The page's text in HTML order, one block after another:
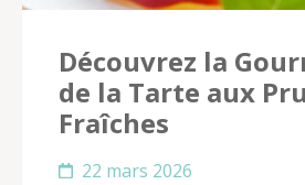
Découvrez la
de la Tarte aux
Fraîches
22 mars 2026